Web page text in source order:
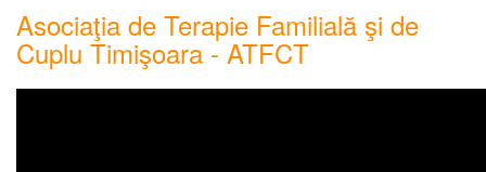
Asociaţia de Terapie Familială şi de
Cuplu Timişoara - ATFCT